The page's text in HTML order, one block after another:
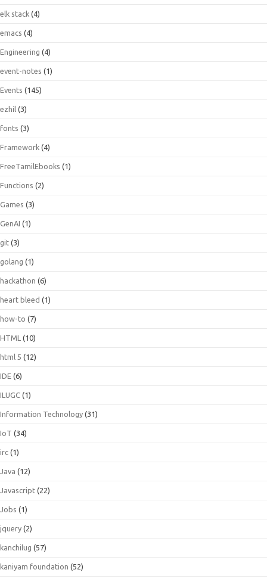
elk stack (4)
emacs (4)
Engineering (4)
event-notes (1)
Events (145)
ezhil (3)
fonts (3)
Framework (4)
FreeTamilEbooks (1)
Functions (2)
Games (3)
GenAI (1)
git (3)
golang (1)
hackathon (6)
heart bleed (1)
how-to (7)
HTML (10)
html 5 (12)
IDE (6)
ILUGC (1)
Information Technology (31)
IoT (34)
irc (1)
Java (12)
Javascript (22)
Jobs (1)
jquery (2)
kanchilug (57)
kaniyam foundation (52)